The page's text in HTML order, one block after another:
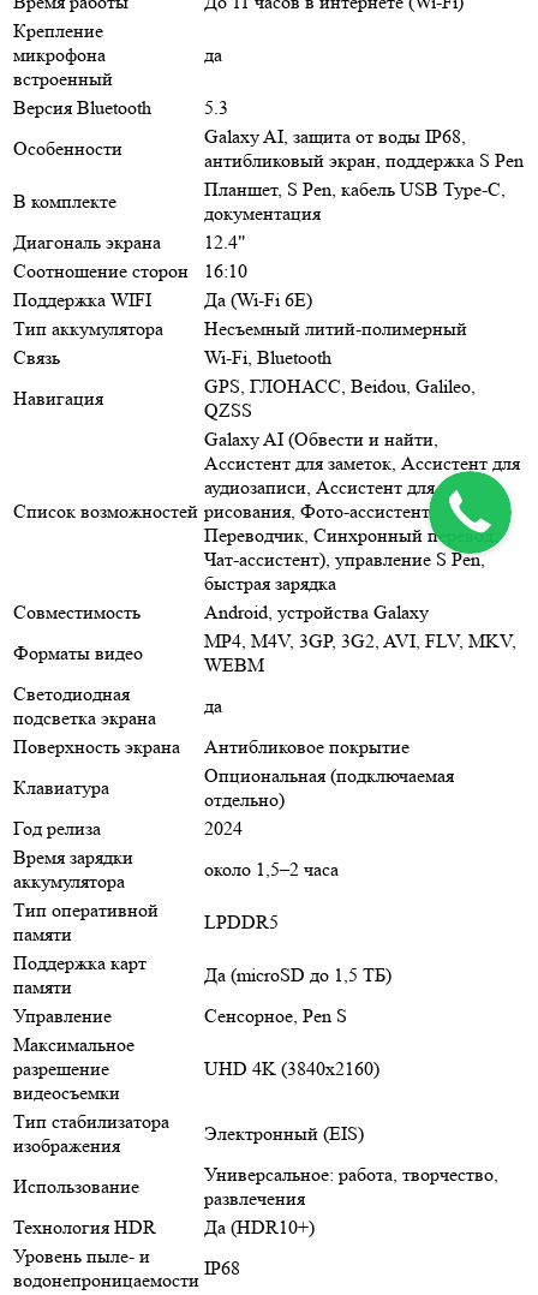
Крепление
микрофона
встроенный
да
Версия Bluetooth
5.3
Особенности
Galaxy AI, защита от воды IP68,
антибликовый экран, поддержка S Pen
В комплекте
Планшет, S Pen, кабель USB Type-C,
документация
Диагональ экрана
12.4"
Соотношение сторон
16:10
Поддержка WIFI
Да (Wi-Fi 6E)
Тип аккумулятора
Несъемный литий-полимерный
Связь
Wi-Fi, Bluetooth
Навигация
GPS, ГЛОНАСС, Beidou, Galileo,
QZSS
Список возможностей
Galaxy AI (Обвести и найти,
Ассистент для заметок, Ассистент для
аудиозаписи, Ассистент для
рисования, Фото-ассистент,
Переводчик, Синхронный перевод,
Чат-ассистент), управление S Pen,
быстрая зарядка
Совместимость
Android, устройства Galaxy
Форматы видео
MP4, M4V, 3GP, 3G2, AVI, FLV, MKV,
WEBM
Светодиодная
подсветка экрана
да
Поверхность экрана
Антибликовое покрытие
Клавиатура
Опциональная (подключаемая
отдельно)
Год релиза
2024
Время зарядки
аккумулятора
около 1,5–2 часа
Тип оперативной
памяти
LPDDR5
Поддержка карт
памяти
Да (microSD до 1,5 ТБ)
Управление
Сенсорное, Pen S
Максимальное
разрешение
видеосъемки
UHD 4K (3840x2160)
Тип стабилизатора
изображения
Электронный (EIS)
Использование
Универсальное: работа, творчество,
развлечения
Технология HDR
Да (HDR10+)
Уровень пыле- и
водонепроницаемости
IP68